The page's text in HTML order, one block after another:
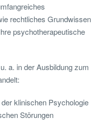
rechtliches Grundwissen
psychotherapeutische
a. in der Ausbildung zum
klinischen Psychologie
Störungen